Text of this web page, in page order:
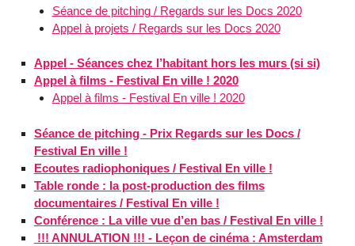
Séance de pitching / Regards sur les Docs 2020
Appel à projets / Regards sur les Docs 2020
Appel - Séances chez l’habitant hors les murs (si si)
Appel à films - Festival En ville ! 2020
Appel à films - Festival En ville ! 2020
Séance de pitching - Prix Regards sur les Docs /
Festival En ville !
Ecoutes radiophoniques / Festival En ville !
Table ronde : la post-production des films
documentaires / Festival En ville !
Conférence : La ville vue d’en bas / Festival En ville !
!!! ANNULATION !!! - Leçon de cinéma : Amsterdam